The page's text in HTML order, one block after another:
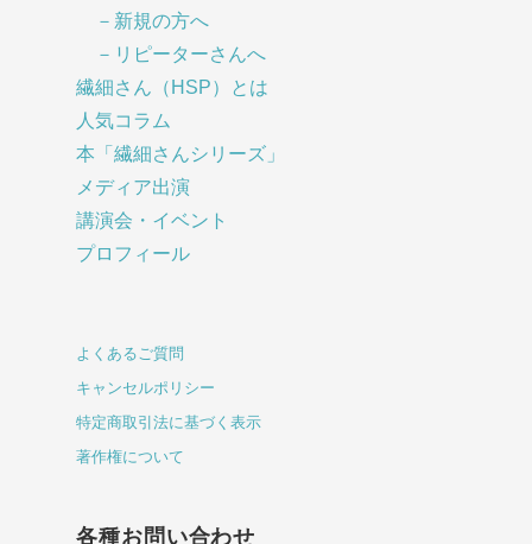
－新規の方へ
－リピーターさんへ
繊細さん（HSP）とは
人気コラム
本「繊細さんシリーズ」
メディア出演
講演会・イベント
プロフィール
よくあるご質問
キャンセルポリシー
特定商取引法に基づく表示
著作権について
各種お問い合わせ